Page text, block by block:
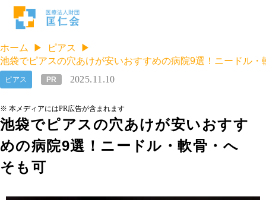
ホーム
ピアス
池袋でピアスの穴あけが安いおすすめの病院9選！ニードル・
池袋でピアスの穴あけが安いおすす
めの病院9選！ニードル・軟骨・へ
そも可
2025.11.10
ピアス PR
※ 本メディアにはPR広告が含まれます